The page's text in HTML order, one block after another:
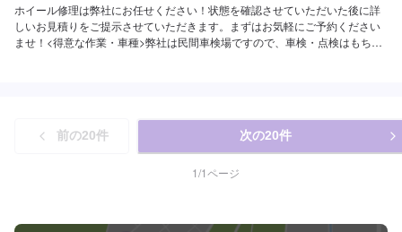
ホイール修理は弊社にお任せください！状態を確認させていただいた後に詳
しいお見積りをご提示させていただきます。まずはお気軽にご予約ください
ませ！<得意な作業・車種>弊社は民間車検場ですので、車検・点検はもちろ
に関する作業も得意としておりますので、弊社にお任せください。
前の20件 次の20件
1/1ページ